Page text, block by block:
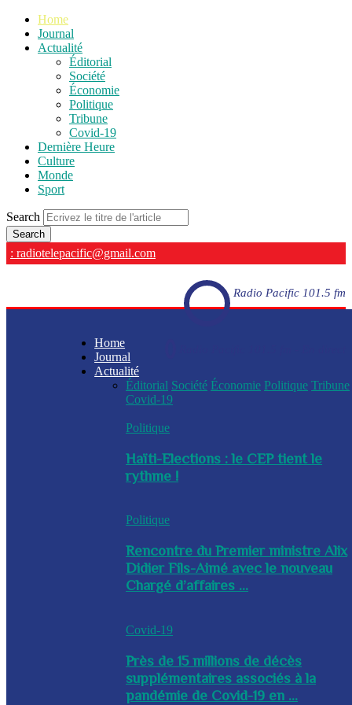
Home
Journal
Actualité
Éditorial
Société
Économie
Politique
Tribune
Covid-19
Dernière Heure
Culture
Monde
Sport
Search
: radiotelepacific@gmail.com
Radio Pacific 101.5 fm
Home
Journal
Actualité
Éditorial Société Économie Politique Tribune
Covid-19
Politique
Haïti-Elections : le CEP tient le
rythme !
Politique
Rencontre du Premier ministre Alix
Didier Fils-Aimé avec le nouveau
Chargé d’affaires ...
Covid-19
Près de 15 millions de décès
supplémentaires associés à la
pandémie de Covid-19 en ...